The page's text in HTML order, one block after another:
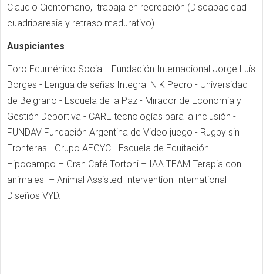
Claudio Cientomano, trabaja en recreación (Discapacidad
cuadriparesia y retraso madurativo).
Auspiciantes
Foro Ecuménico Social - Fundación Internacional Jorge Luís
Borges - Lengua de señas Integral N K Pedro - Universidad
de Belgrano - Escuela de la Paz - Mirador de Economía y
Gestión Deportiva - CARE tecnologías para la inclusión -
FUNDAV Fundación Argentina de Video juego - Rugby sin
Fronteras - Grupo AEGYC - Escuela de Equitación
Hipocampo – Gran Café Tortoni – IAA TEAM Terapia con
animales – Animal Assisted Intervention International-
Diseños VYD.